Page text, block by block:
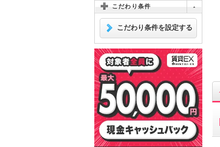
こだわり条件
こだわり条件を設定する